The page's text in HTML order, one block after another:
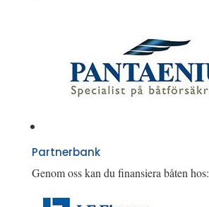
Partnerbank
Genom oss kan du finansiera båten hos: